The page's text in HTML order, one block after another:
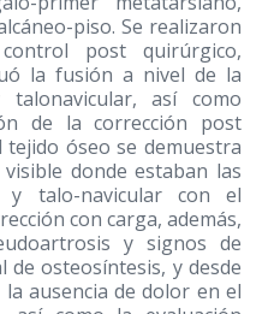
piso. Se realizaron
post quirúrgico,
la fusión a nivel de la
así como
de la corrección post
óseo se demuestra
donde estaban las
y talo-navicular con el
con carga, además,
y signos de
osteosíntesis, y desde
ausencia de dolor en el